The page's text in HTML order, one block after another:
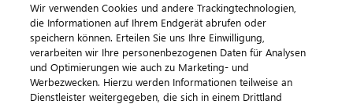
Wir verwenden Cookies und andere Trackingtechnologien,
die Informationen auf Ihrem Endgerät abrufen oder
speichern können. Erteilen Sie uns Ihre Einwilligung,
verarbeiten wir Ihre personenbezogenen Daten für Analysen
und Optimierungen wie auch zu Marketing- und
Werbezwecken. Hierzu werden Informationen teilweise an
Dienstleister weitergegeben, die sich in einem Drittland